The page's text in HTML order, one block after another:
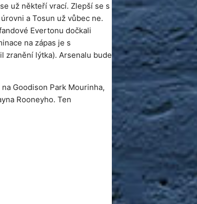
už někteří vrací. Zlepší se s
a Tosun už vůbec ne.
Evertonu dočkali
na zápas je s
zranění lýtka). Arsenalu bude
Goodison Park Mourinha,
Rooneyho. Ten